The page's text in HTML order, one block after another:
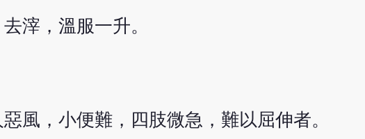
滓，溫服一升。
風，小便難，四肢微急，難以屈伸者。